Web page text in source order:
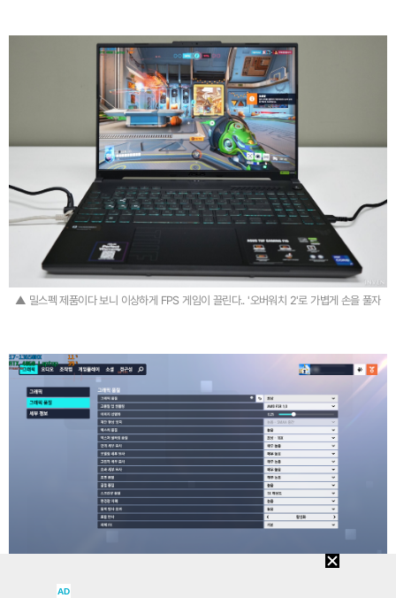
▲ 밀스펙 제품이다 보니 이상하게 FPS 게임이 끌린다.. '오버워치 2'로 가볍게 손을 풀자
AD